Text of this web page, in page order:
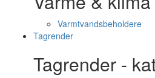
Varmtvandsbeholdere
Tagrender
Tagrender -